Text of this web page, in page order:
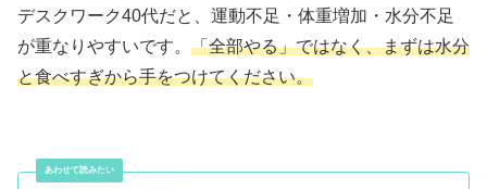
デスクワーク40代だと、運動不足・体重増加・水分不足
が重なりやすいです。 「全部やる」ではなく、まずは水分
と食べすぎから手をつけてください。